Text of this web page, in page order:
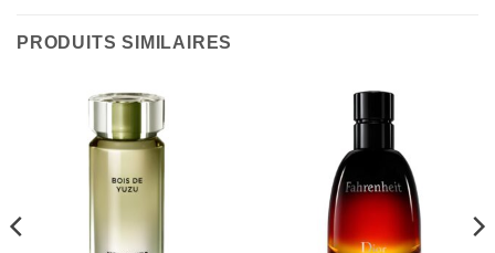
PRODUITS SIMILAIRES